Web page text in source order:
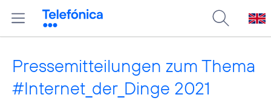
Pressemitteilungen zum Thema
#Internet_der_Dinge 2021